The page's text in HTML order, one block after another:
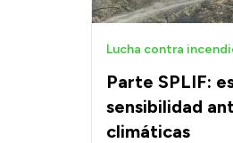
Parte SPLIF:
sensibilidad
climáticas
Lucha contra